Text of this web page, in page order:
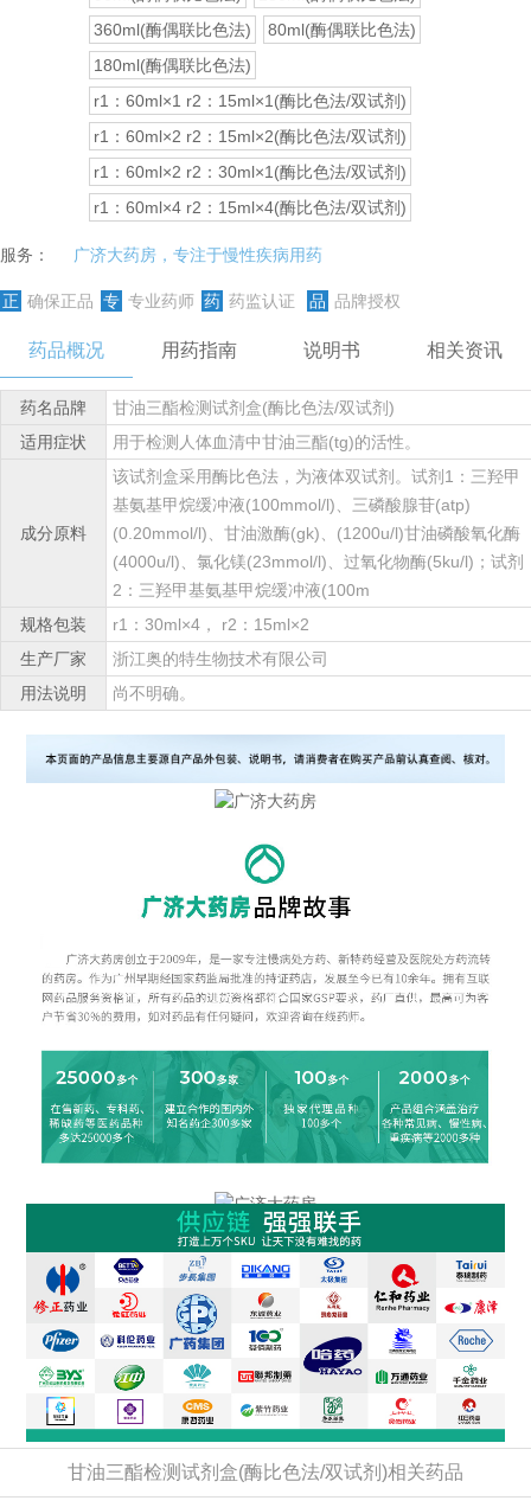
360ml(酶偶联比色法)
80ml(酶偶联比色法)
180ml(酶偶联比色法)
r1：60ml×1 r2：15ml×1(酶比色法/双试剂)
r1：60ml×2 r2：15ml×2(酶比色法/双试剂)
r1：60ml×2 r2：30ml×1(酶比色法/双试剂)
r1：60ml×4 r2：15ml×4(酶比色法/双试剂)
服务： 广济大药房，专注于慢性疾病用药
正 确保正品 专 专业药师 药 药监认证 品 品牌授权
药品概况 用药指南 说明书 相关资讯
药名品牌
甘油三酯检测试剂盒(酶比色法/双试剂)
适用症状
用于检测人体血清中甘油三酯(tg)的活性。
成分原料
该试剂盒采用酶比色法，为液体双试剂。试剂1：三羟甲
基氨基甲烷缓冲液(100mmol/l)、三磷酸腺苷(atp)
(0.20mmol/l)、甘油激酶(gk)、(1200u/l)甘油磷酸氧化酶
(4000u/l)、氯化镁(23mmol/l)、过氧化物酶(5ku/l)；试剂
2：三羟甲基氨基甲烷缓冲液(100m
规格包装
r1：30ml×4， r2：15ml×2
生产厂家
浙江奥的特生物技术有限公司
用法说明
尚不明确。
甘油三酯检测试剂盒(酶比色法/双试剂)相关药品